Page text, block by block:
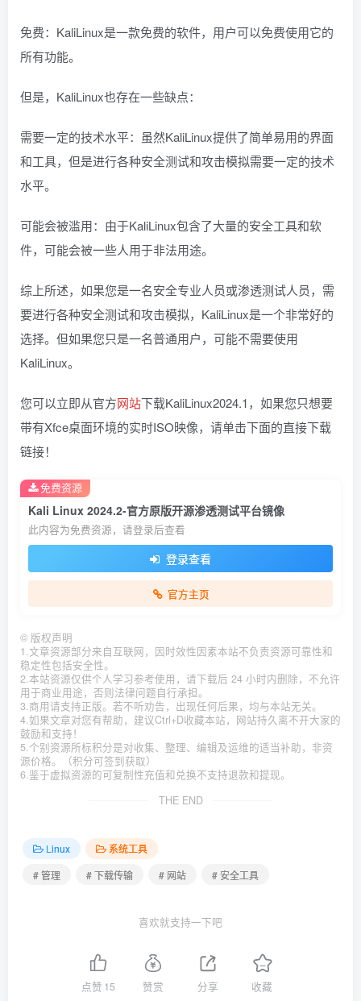
免费：KaliLinux是一款免费的软件，用户可以免费使用它的
所有功能。
但是，KaliLinux也存在一些缺点：
需要一定的技术水平：虽然KaliLinux提供了简单易用的界面
和工具，但是进行各种安全测试和攻击模拟需要一定的技术
水平。
可能会被滥用：由于KaliLinux包含了大量的安全工具和软
件，可能会被一些人用于非法用途。
综上所述，如果您是一名安全专业人员或渗透测试人员，需
要进行各种安全测试和攻击模拟，KaliLinux是一个非常好的
选择。但如果您只是一名普通用户，可能不需要使用
KaliLinux。
您可以立即从官方网站下载KaliLinux2024.1，如果您只想要
带有Xfce桌面环境的实时ISO映像，请单击下面的直接下载
链接！
Kali Linux 2024.2-官方原版开源渗透测试平台镜像
此内容为免费资源，请登录后查看
登录查看
官方主页
免费资源
© 版权声明
1.文章资源部分来自互联网，因时效性因素本站不负责资源可靠性和
稳定性包括安全性。
2.本站资源仅供个人学习参考使用，请下载后 24 小时内删除，不允许
用于商业用途，否则法律问题自行承担。
3.商用请支持正版。若不听劝告，出现任何后果，均与本站无关。
4.如果文章对您有帮助，建议Ctrl+D收藏本站，网站持久离不开大家的
鼓励和支持！
5.个别资源所标积分是对收集、整理、编辑及运维的适当补助，非资
源价格。（积分可签到获取）
6.鉴于虚拟资源的可复制性充值和兑换不支持退款和提现。
THE END
Linux
系统工具
# 管理
# 下载传输 # 网站 # 安全工具
喜欢就支持一下吧
点赞 15 赞赏 分享 收藏